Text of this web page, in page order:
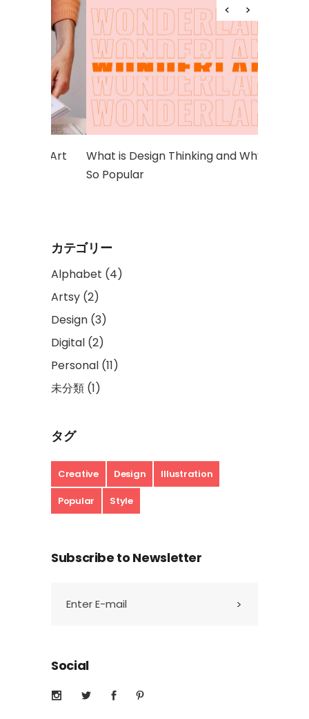
What is Design Thinking and Why Is It
So Popular
カテゴリー
Alphabet (4)
Artsy (2)
Design (3)
Digital (2)
Personal (11)
未分類 (1)
タグ
Creative Design Illustration
Popular Style
Subscribe to Newsletter
Social